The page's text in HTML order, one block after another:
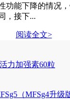
功能下降的情况
，接下...
阅读全文>
力加强素60粒
（MFSg4升级